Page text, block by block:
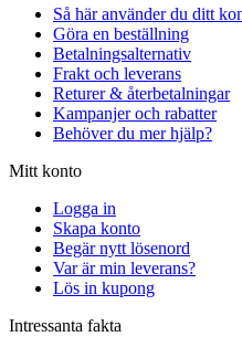
Så här använder du ditt
Göra en beställning
Betalningsalternativ
Frakt och leverans
Returer & återbetalningar
Kampanjer och rabatter
Behöver du mer hjälp?
Mitt konto
Logga in
Skapa konto
Begär nytt lösenord
Var är min leverans?
Lös in kupong
Intressanta fakta